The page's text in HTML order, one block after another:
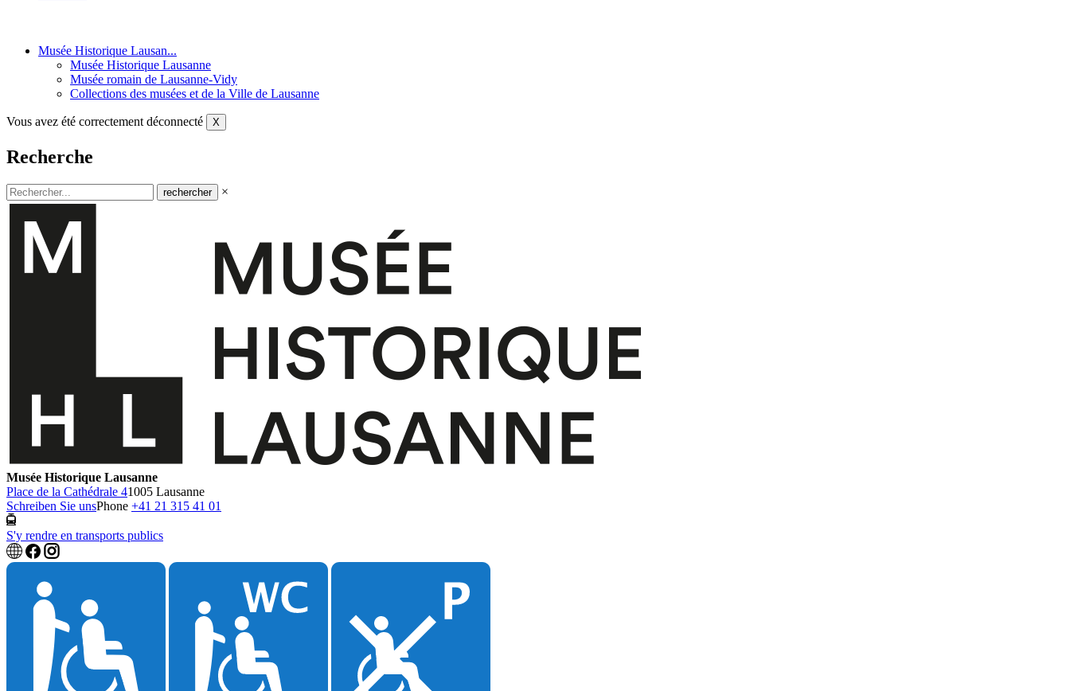
Musée Historique Lausan...
Musée Historique Lausanne
Musée romain de Lausanne-Vidy
Collections des musées et de la Ville de Lausanne
Vous avez été correctement déconnecté X
Recherche
×
Musée Historique Lausanne
Place de la Cathédrale 41005 Lausanne
Schreiben Sie unsPhone +41 21 315 41 01
S'y rendre en transports publics